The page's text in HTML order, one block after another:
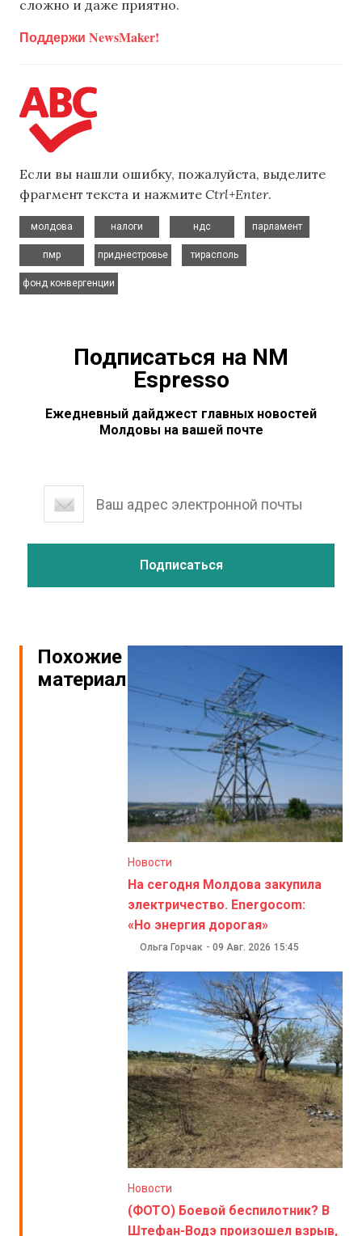
сложно и даже приятно.
Поддержи NewsMaker!
Если вы нашли ошибку, пожалуйста, выделите
фрагмент текста и нажмите Ctrl+Enter.
молдова
налоги
ндс
парламент
пмр
приднестровье
тирасполь
фонд конвергенции
Подписаться на NM
Espresso
Ежедневный дайджест главных новостей
Молдовы на вашей почте
Похожие
материалы
Новости
На сегодня Молдова закупила
электричество. Energocom:
«Но энергия дорогая»
Ольга Горчак - 09 Авг. 2026 15:45
Новости
(ФОТО) Боевой беспилотник? В
Штефан-Водэ произошел взрыв,